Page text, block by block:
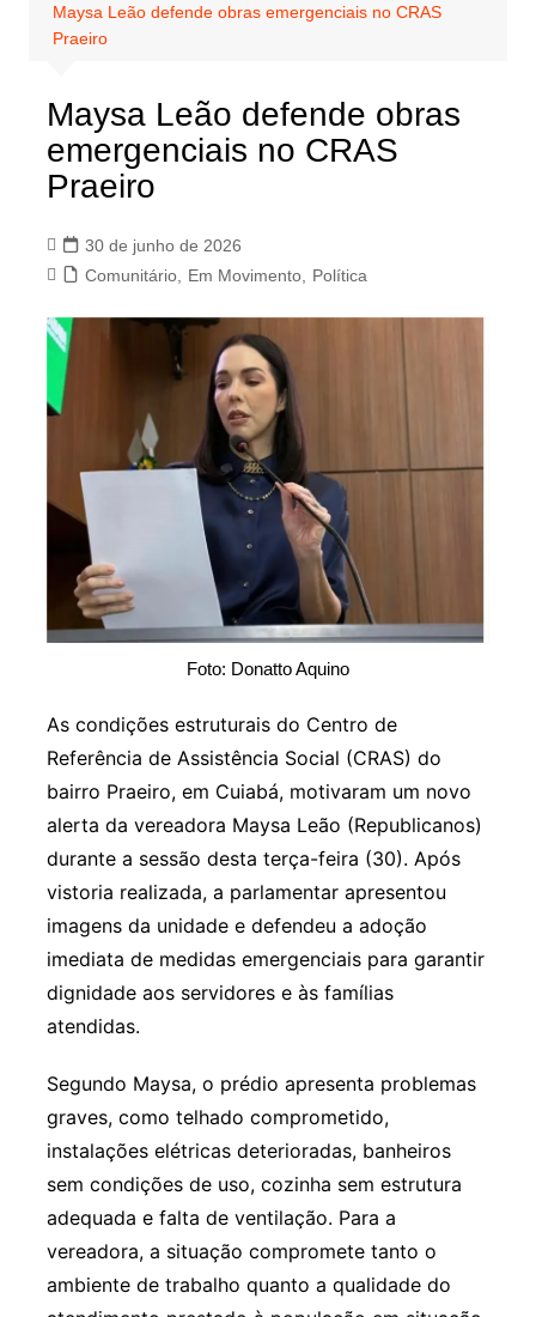
Maysa Leão defende obras emergenciais no CRAS
Praeiro
Maysa Leão defende obras
emergenciais no CRAS
Praeiro
30 de junho de 2026
Comunitário, Em Movimento, Política
Foto: Donatto Aquino
As condições estruturais do Centro de
Referência de Assistência Social (CRAS) do
bairro Praeiro, em Cuiabá, motivaram um novo
alerta da vereadora Maysa Leão (Republicanos)
durante a sessão desta terça-feira (30). Após
vistoria realizada, a parlamentar apresentou
imagens da unidade e defendeu a adoção
imediata de medidas emergenciais para garantir
dignidade aos servidores e às famílias
atendidas.
Segundo Maysa, o prédio apresenta problemas
graves, como telhado comprometido,
instalações elétricas deterioradas, banheiros
sem condições de uso, cozinha sem estrutura
adequada e falta de ventilação. Para a
vereadora, a situação compromete tanto o
ambiente de trabalho quanto a qualidade do